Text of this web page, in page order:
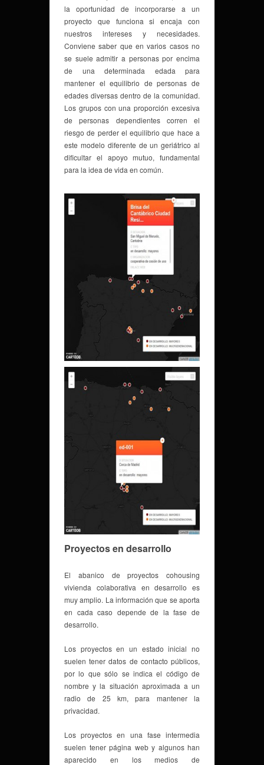
la oportunidad de incorporarse a un
proyecto que funciona si encaja con
nuestros intereses y necesidades.
Conviene saber que en varios casos no
se suele admitir a personas por encima
de una determinada edada para
mantener el equilibrio de personas de
edades diversas dentro de la comunidad.
Los grupos con una proporción excesiva
de personas dependientes corren el
riesgo de perder el equilibrio que hace a
este modelo diferente de un geriátrico al
dificultar el apoyo mutuo, fundamental
para la idea de vida en común.
Proyectos en desarrollo
El abanico de proyectos cohousing
vivienda colaborativa en desarrollo es
muy amplio. La información que se aporta
en cada caso depende de la fase de
desarrollo.
Los proyectos en un estado inicial no
suelen tener datos de contacto públicos,
por lo que sólo se indica el código de
nombre y la situación aproximada a un
radio de 25 km, para mantener la
privacidad.
Los proyectos en una fase intermedia
suelen tener página web y algunos han
aparecido en los medios de